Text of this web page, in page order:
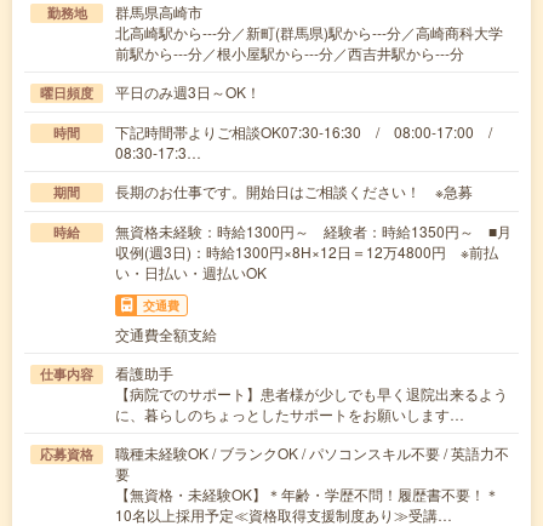
勤務地
群馬県高崎市
北高崎駅から---分／新町(群馬県)駅から---分／高崎商科大学
前駅から---分／根小屋駅から---分／西吉井駅から---分
曜日頻度 平日のみ週3日～OK！
時間
下記時間帯よりご相談OK07:30-16:30 / 08:00-17:00 /
08:30-17:3…
期間 長期のお仕事です。開始日はご相談ください！ ※急募
時給
無資格未経験：時給1300円～ 経験者：時給1350円～ ■月
収例(週3日)：時給1300円×8H×12日＝12万4800円 ※前払
い・日払い・週払いOK
交通費
交通費全額支給
仕事内容
看護助手
【病院でのサポート】患者様が少しでも早く退院出来るよう
に、暮らしのちょっとしたサポートをお願いします…
応募資格
職種未経験OK / ブランクOK / パソコンスキル不要 / 英語力不
要
【無資格・未経験OK】＊年齢・学歴不問！履歴書不要！＊
10名以上採用予定≪資格取得支援制度あり≫受講…